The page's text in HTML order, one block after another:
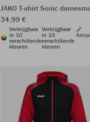
JAKO T-shirt Sonic
34,99 €
Verkrijgbaar
in 10
verschillende
kleuren
Verkrijgbaar
in 10
verschillende
kleuren